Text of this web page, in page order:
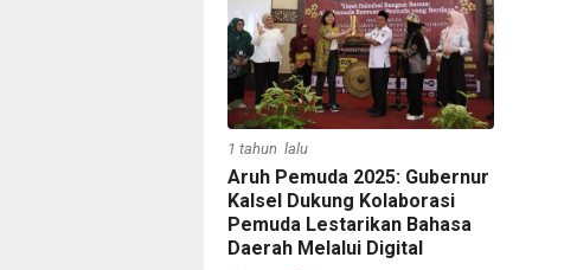
1 tahun lalu
Aruh Pemuda 2025: Gubernur
Kalsel Dukung Kolaborasi
Pemuda Lestarikan Bahasa
Daerah Melalui Digital